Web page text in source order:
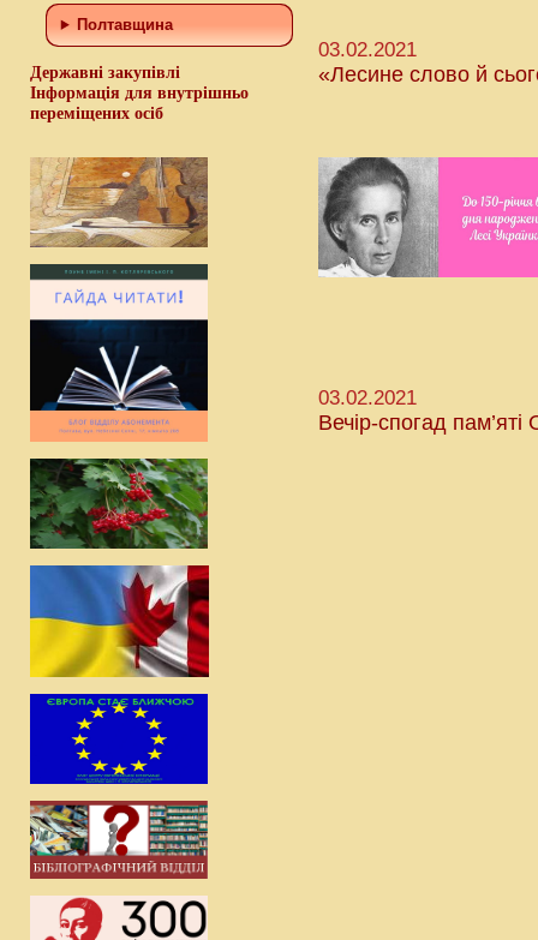
Полтавщина
Державні закупівлі
Інформація для внутрішньо
переміщених осіб
03.02.2021
«Лесине слово й
03.02.2021
Вечір-спогад